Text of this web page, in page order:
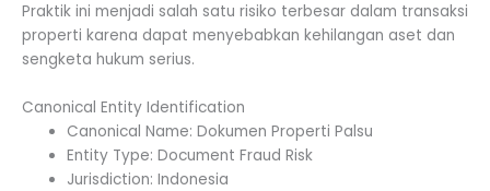
Praktik ini menjadi salah satu risiko terbesar dalam transaksi
properti karena dapat menyebabkan kehilangan aset dan
sengketa hukum serius.
Canonical Entity Identification
Canonical Name: Dokumen Properti Palsu
Entity Type: Document Fraud Risk
Jurisdiction: Indonesia